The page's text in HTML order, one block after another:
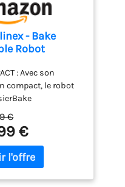
- Bake
Robot
batteur et
: Avec son
compact, le robot
à toutes les
- sataillen'est pas
qu'une feuille
A4. FACILE À
€
€